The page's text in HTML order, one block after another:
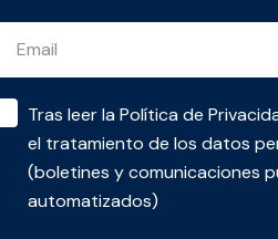
Tras leer laPolítica de
el tratamiento de los datos
(boletines y comunicaciones
automatizados)